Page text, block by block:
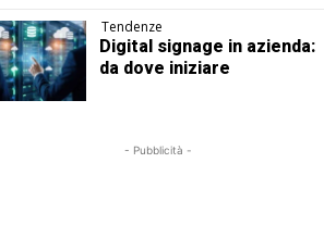
Tendenze
Digital signage in azienda:
da dove iniziare
- Pubblicità -